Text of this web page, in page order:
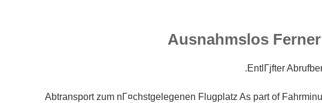
Ausnahmslos
EntlГјfter
Abtransport zum nГ¤chstgelegenen Flugplatz As part of